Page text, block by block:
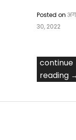
Posted on
30, 2022
continue
reading